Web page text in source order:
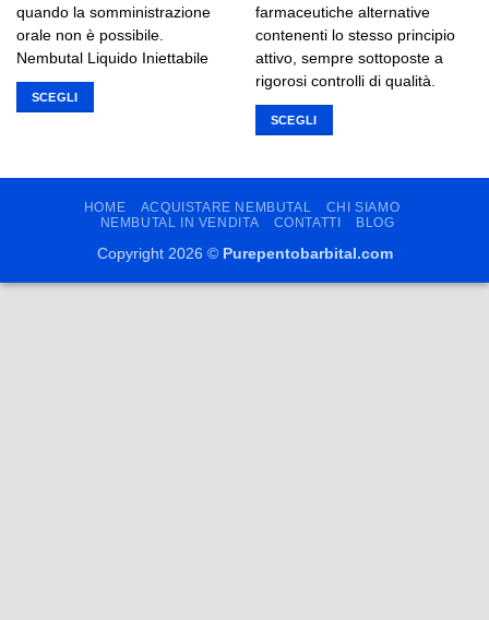
quando la somministrazione
orale non è possibile.
Nembutal Liquido Iniettabile
SCEGLI
possono
farmaceutiche alternative
contenenti lo stesso principio
attivo, sempre sottoposte a
rigorosi controlli di qualità.
SCEGLI
più
Le
opzioni
HOME ACQUISTARE NEMBUTAL
CHI SIAMO
NEMBUTAL IN VENDITA
CONTATTI BLOG
Copyright 2026 © Purepentobarbital.com